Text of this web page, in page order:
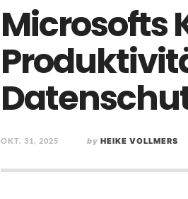
Microsofts
OKT. 31, 2025 by HEIKE VOLLMERS